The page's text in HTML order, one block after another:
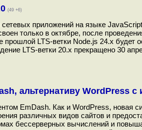
(49 +6)
приложений на языке
только в октябре, после
LTS-ветки Node.js 24.x будет
LTS-ветки 20.x прекращено 30
альтернативу WordPress с
EmDash. Как и WordPress, новая
различных видов сайтов и
бессерверных вычислений и